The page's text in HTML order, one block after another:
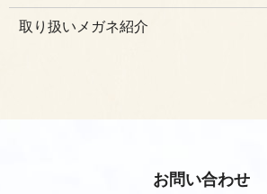
取り扱いメガネ紹介
お問い合わせ